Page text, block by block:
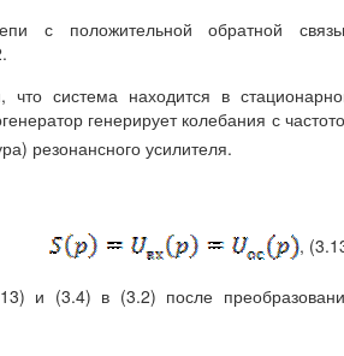
с положительной обратной
что система находится в
генерирует колебания с
резонансного усилителя.
,
и (3.4) в (3.2) после